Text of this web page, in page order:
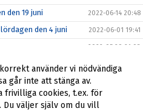
den 19 juni 2022-06-14 20:48
den 4 juni 2022-06-01 19:41
2022-05-29 21:03
2022-05-15 20:40
2022-04-28 22:26
2022-04-06 21:41
använder vi nödvändiga
går inte att stänga av.
frivilliga cookies, t.ex. för
väljer själv om du vill